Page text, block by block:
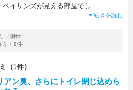
イサンズが見える部屋でし
続きを読む
（男性）
ミ：9件
（1件）
アン臭、さらにトイレ閉じ込めら